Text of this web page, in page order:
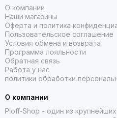
О компании
Наши магазины
Оферта и политика
Пользовательское соглашение
Условия обмена и возврата
Программа лояльности
Обратная связь
Работа у нас
политики обработки
О компании
Ploff-Shop - один из